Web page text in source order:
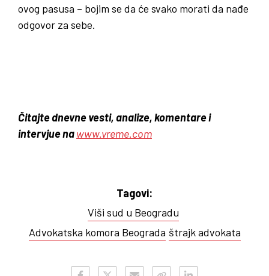
ovog pasusa – bojim se da će svako morati da nađe
odgovor za sebe.
Čitajte dnevne vesti, analize, komentare i
intervjue nawww.vreme.com
Tagovi:
Viši sud u Beogradu
Advokatska komora Beograda štrajk advokata